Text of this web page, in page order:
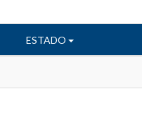
ESTADO